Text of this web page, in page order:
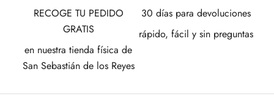
RECOGE TU PEDIDO
GRATIS
en nuestra tienda física de
San Sebastián de los Reyes
30 días para devoluciones
rápido, fácil y sin preguntas